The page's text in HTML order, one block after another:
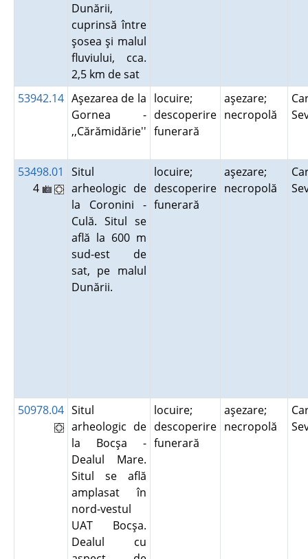
Dunării,
cuprinsă între
şosea şi malul
fluviului, cca.
2,5 km de sat
53942.14 Aşezarea de la
Gornea -
,,Cărămidărie''
locuire;
descoperire
funerară
aşezare;
necropolă
53498.01
4
Situl
arheologic de
la Coronini -
Culă. Situl se
află la 600 m
sud-est de
sat, pe malul
Dunării.
locuire;
descoperire
funerară
aşezare;
necropolă
50978.04 Situl
arheologic de
la Bocşa -
Dealul Mare.
Situl se află
amplasat în
nord-vestul
UAT Bocşa.
Dealul cu
locuire;
descoperire
funerară
aşezare;
necropolă